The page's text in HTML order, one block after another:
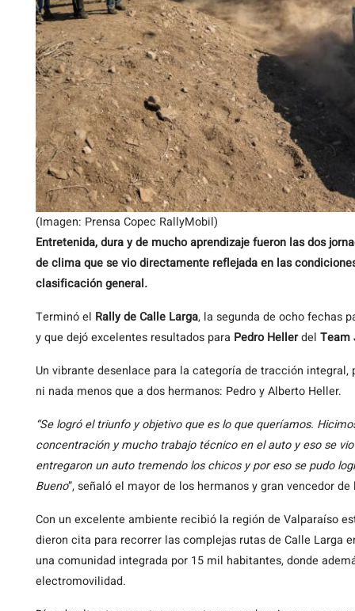
(Imagen: Prensa Copec RallyMobil)
Entretenida, dura y de mucho aprendizaje fueron las dos
de clima que se vio directamente reflejada en las
clasificación general.
Terminó el Rally de Calle Larga, la segunda de ocho fechas
y que dejó excelentes resultados para Pedro Hellerdel Team
Un vibrante desenlace para la categoría de tracción
ni nada menos que a dos hermanos: Pedro y Alberto Heller.
“Se logró el triunfo y objetivo que es lo que queríamos.
concentración y mucho trabajo técnico en el auto y eso se
entregaron un auto tremendo los chicos y por eso se pudo
Bueno”, señaló el mayor de los hermanos y gran vencedor
Con un excelente ambiente recibió la región de Valparaíso
dieron cita para recorrer las complejas rutas de Calle Larga
una comunidad integrada por 15 mil habitantes, donde
electromovilidad.